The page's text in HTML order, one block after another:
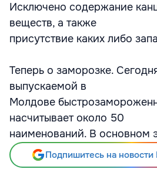
Исключено содержание
веществ, а также
присутствие каких либо
Теперь о заморозке.
выпускаемой в
Молдове
насчитывает около 50
наименований. В основном
Подпишитесь на